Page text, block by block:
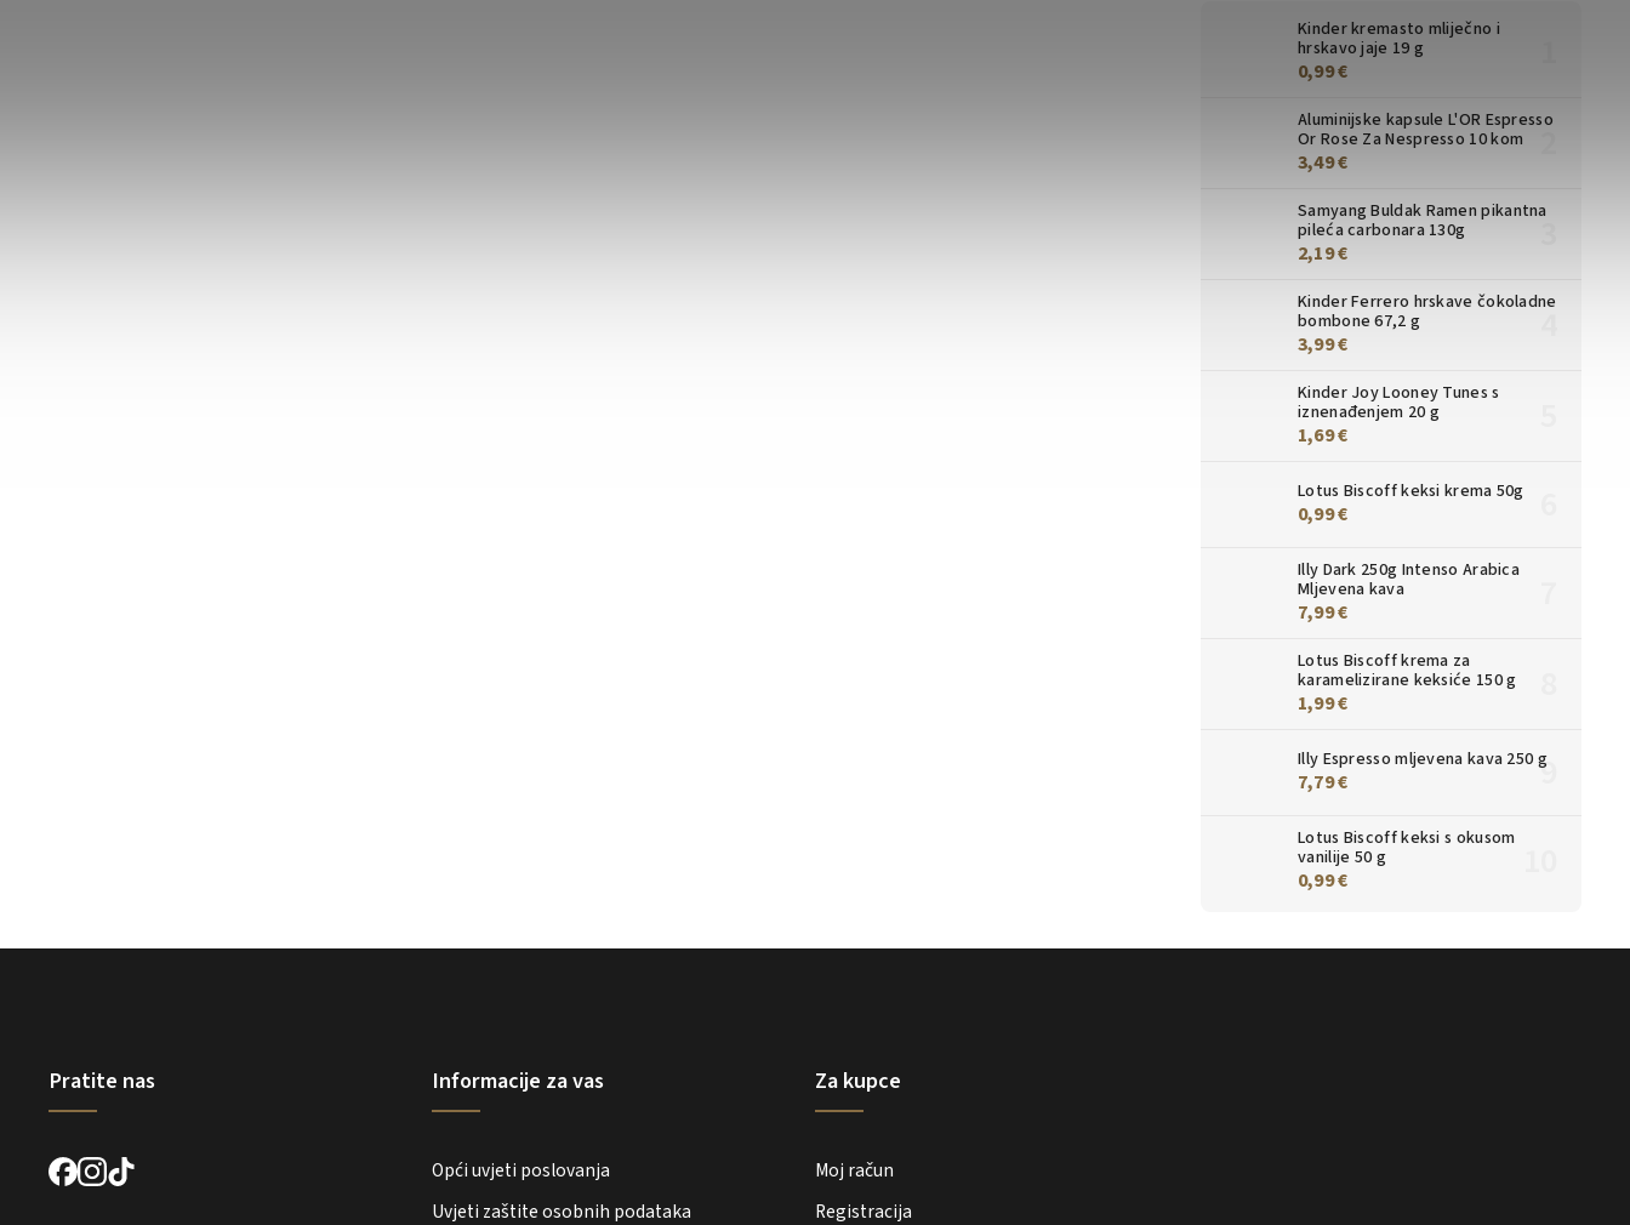
Kinder kremasto mliječno i
hrskavo jaje 19 g
0,99 €
Aluminijske kapsule L'OR Espresso
Or Rose Za Nespresso 10 kom
3,49 €
Samyang Buldak Ramen pikantna
pileća carbonara 130g
2,19 €
Kinder Ferrero hrskave čokoladne
bombone 67,2 g
3,99 €
Kinder Joy Looney Tunes s
iznenađenjem 20 g
1,69 €
Lotus Biscoff keksi krema 50g
0,99 €
Illy Dark 250g Intenso Arabica
Mljevena kava
7,99 €
Lotus Biscoff krema za
karamelizirane keksiće 150 g
1,99 €
Illy Espresso mljevena kava 250 g
7,79 €
Lotus Biscoff keksi s okusom
vanilije 50 g
0,99 €
Pratite nas Informacije za vas
Opći uvjeti poslovanja
Uvjeti zaštite osobnih podataka
Za kupce
Moj račun
Registracija